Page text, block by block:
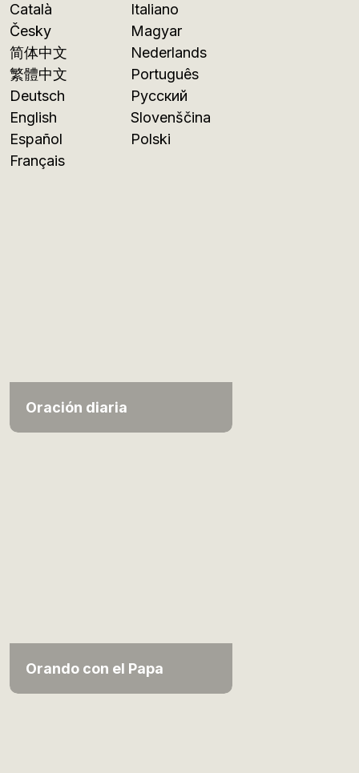
Català
Česky
简体中文
繁體中文
Deutsch
English
Español
Français
Italiano
Magyar
Nederlands
Português
Русский
Slovenščina
Polski
Oración diaria
Orando con el Papa